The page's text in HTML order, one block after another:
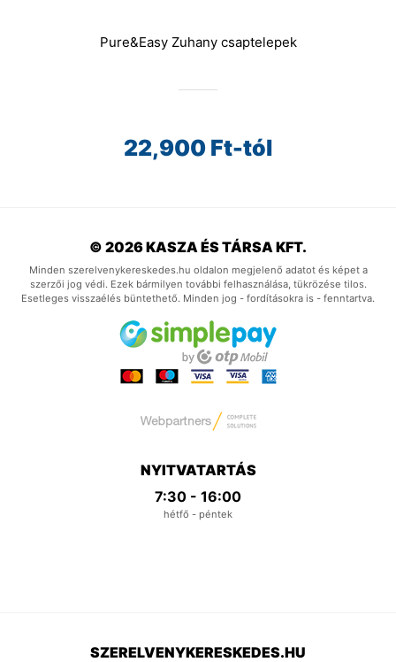
Pure&Easy Zuhany csaptelepek
22,900 Ft-tól
© 2026 KASZA ÉS TÁRSA KFT.
Minden szerelvenykereskedes.hu oldalon megjelenő adatot és képet a
szerzői jog védi. Ezek bármilyen további felhasználása, tükrözése tilos.
Esetleges visszaélés büntethető. Minden jog - fordításokra is - fenntartva.
NYITVATARTÁS
7:30 - 16:00
hétfő - péntek
SZERELVENYKERESKEDES.HU